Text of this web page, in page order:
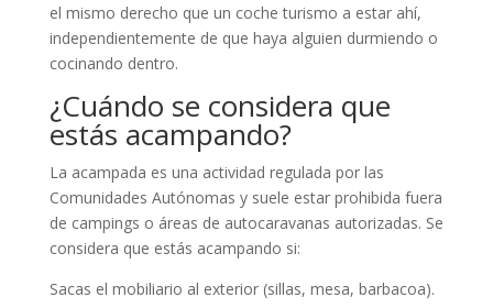
el mismo derecho que un coche turismo a estar ahí,
independientemente de que haya alguien durmiendo o
cocinando dentro.
¿Cuándo se considera que
estás acampando?
La acampada es una actividad regulada por las
Comunidades Autónomas y suele estar prohibida fuera
de campings o áreas de autocaravanas autorizadas. Se
considera que estás acampando si:
Sacas el mobiliario al exterior (sillas, mesa, barbacoa).